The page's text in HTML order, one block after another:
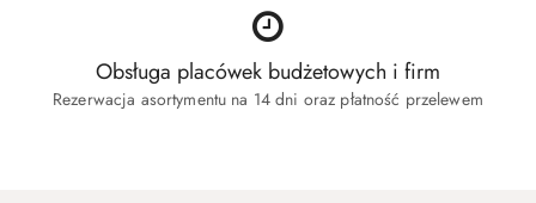
Obsługa placówek budżetowych i firm
Rezerwacja asortymentu na 14 dni oraz płatność przelewem